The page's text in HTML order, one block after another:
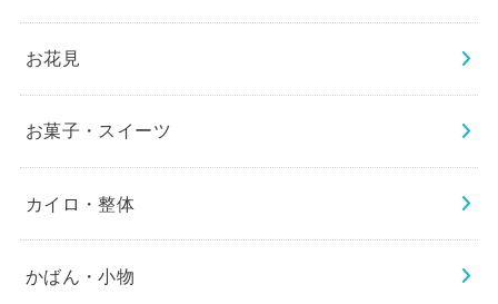
お花見
お菓子・スイーツ
カイロ・整体
かばん・小物